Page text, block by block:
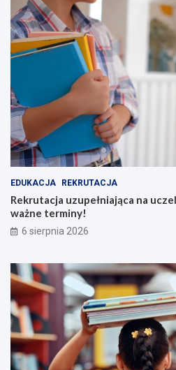
EDUKACJA REKRUTACJA
Rekrutacja uzupełniająca na
ważne terminy!
6 sierpnia 2026